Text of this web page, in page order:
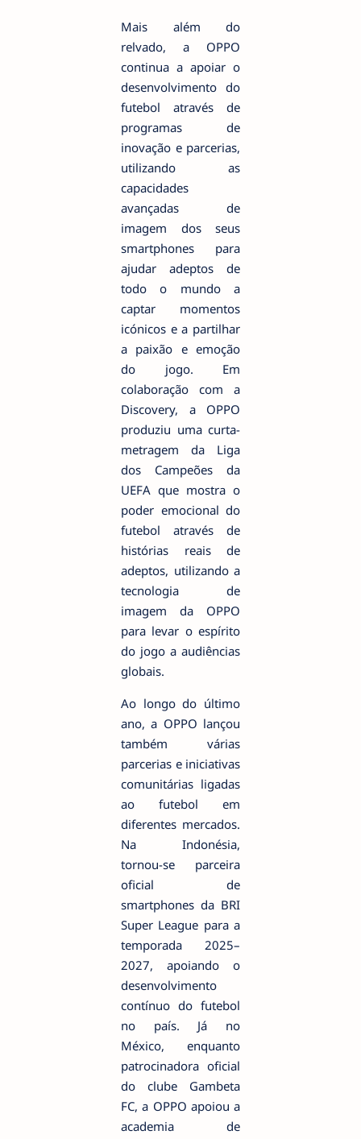
Mais além do
relvado, a OPPO
continua a apoiar o
desenvolvimento do
futebol através de
programas de
inovação e parcerias,
utilizando as
capacidades
avançadas de
imagem dos seus
smartphones para
ajudar adeptos de
todo o mundo a
captar momentos
icónicos e a partilhar
a paixão e emoção
do jogo. Em
colaboração com a
Discovery, a OPPO
produziu uma curta-
metragem da Liga
dos Campeões da
UEFA que mostra o
poder emocional do
futebol através de
histórias reais de
adeptos, utilizando a
tecnologia de
imagem da OPPO
para levar o espírito
do jogo a audiências
globais.
Ao longo do último
ano, a OPPO lançou
também várias
parcerias e iniciativas
comunitárias ligadas
ao futebol em
diferentes mercados.
Na Indonésia,
tornou-se parceira
oficial de
smartphones da BRI
Super League para a
temporada 2025–
2027, apoiando o
desenvolvimento
contínuo do futebol
no país. Já no
México, enquanto
patrocinadora oficial
do clube Gambeta
FC, a OPPO apoiou a
academia de